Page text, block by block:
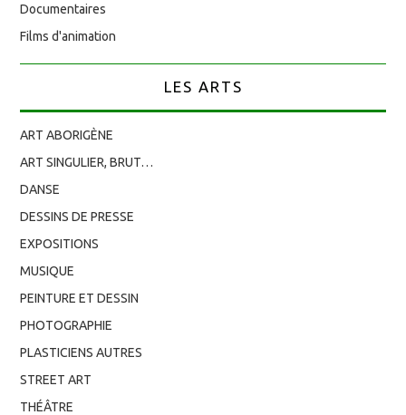
Documentaires
Films d'animation
LES ARTS
ART ABORIGÈNE
ART SINGULIER, BRUT…
DANSE
DESSINS DE PRESSE
EXPOSITIONS
MUSIQUE
PEINTURE ET DESSIN
PHOTOGRAPHIE
PLASTICIENS AUTRES
STREET ART
THÉÂTRE